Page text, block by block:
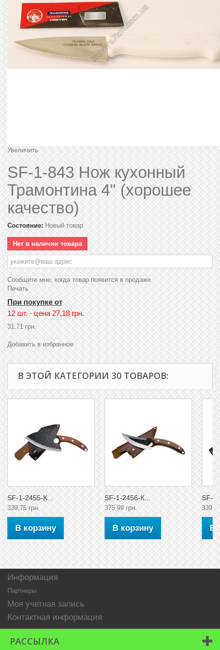
Увеличить
SF-1-843 Нож кухонный
Трамонтина 4" (хорошее
качество)
Состояние: Новый товар
Нет в наличии товара
Сообщите мне, когда товар появится в продаже
Печать
При покупке от
12 шт. - цена27,18 грн.
31,71 грн.
Добавить в избранное
В ЭТОЙ КАТЕГОРИИ 30 ТОВАРОВ:
SF-1-2455-К...
339,75 грн.
В корзину
SF-1-2456-К...
375,99 грн.
В корзину
SF-
В
Информация
Партнеры
Моя учетная запись
Контактная информация
РАССЫЛКА